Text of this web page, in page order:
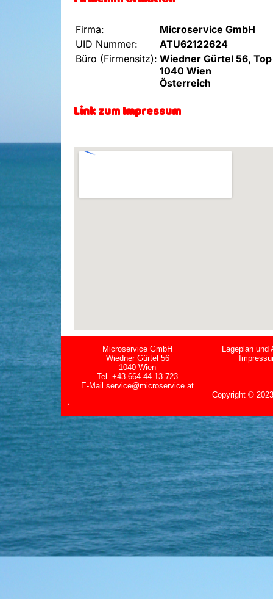
Firma:
Microservice GmbH
UID Nummer:
ATU62122624
Büro (Firmensitz): Wiedner Gürtel 56,
1040 Wien
Österreich
Link zum Impressum
Microservice GmbH
Wiedner Gürtel 56
1040 Wien
Tel. +43-664-44-13-723
E-Mail service@microservice.at
Lageplan und
Copyright ©
`